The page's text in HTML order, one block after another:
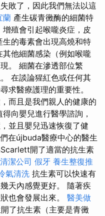
敗了，因此我們無法以這
蘭 產生碳青黴酶的細菌特
殖會引起喉嚨炎症，皮
的毒素會出現高燒和特
他細菌感染（例如喉嚨
。 細菌在滲透部位繁
在談論猩紅色或任何其
求醫療護理的重要性。
而且是我們親人的健康的
向嬰兒進行醫學諮詢，
並且嬰兒迅速恢復了健
在újbuda醫療中心的醫生
開了適當的抗生素
潔公司 假牙 養生整復推
氣清洗 抗生素可以快速有
天內感覺更好。 隨著疾
也會發展出來。 醫美做
了抗生素（主要是青黴